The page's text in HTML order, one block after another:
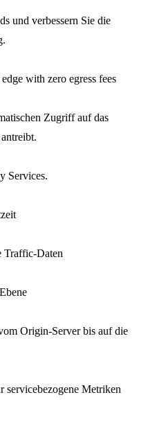
und verbessern Sie die
with zero egress fees
Zugriff auf das
Services.
Traffic-Daten
Origin-Server bis auf die
servicebezogene Metriken